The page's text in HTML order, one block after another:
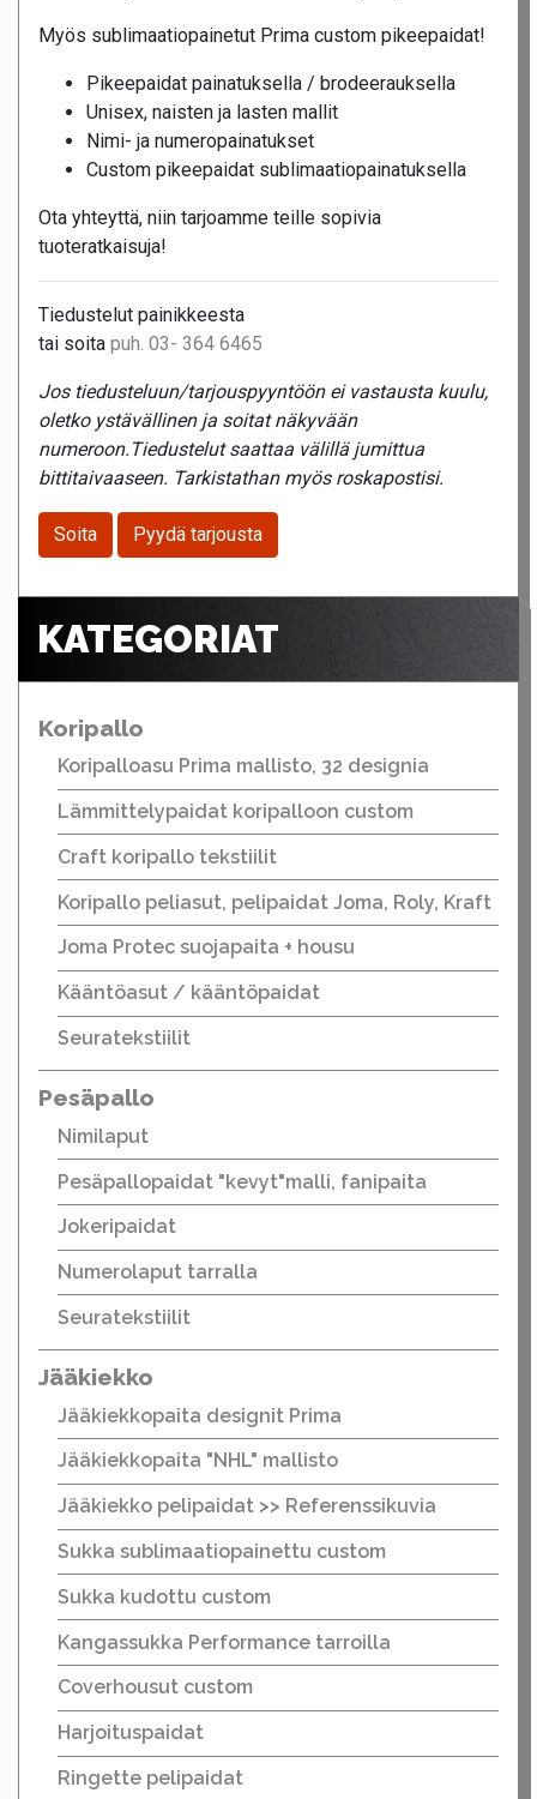
Myös sublimaatiopainetut Prima custom pikeepaidat!
Pikeepaidat painatuksella / brodeerauksella
Unisex, naisten ja lasten mallit
Nimi- ja numeropainatukset
Custom pikeepaidat sublimaatiopainatuksella
Ota yhteyttä, niin tarjoamme teille sopivia
tuoteratkaisuja!
Tiedustelut painikkeesta
tai soita puh. 03- 364 6465
Jos tiedusteluun/tarjouspyyntöön ei vastausta kuulu,
oletko ystävällinen ja soitat näkyvään
numeroon.Tiedustelut saattaa välillä jumittua
bittitaivaaseen. Tarkistathan myös roskapostisi.
Soita Pyydä tarjousta
KATEGORIAT
Koripallo
Koripalloasu Prima mallisto, 32 designia
Lämmittelypaidat koripalloon custom
Craft koripallo tekstiilit
Koripallo peliasut, pelipaidat Joma, Roly, Kraft
Joma Protec suojapaita + housu
Kääntöasut / kääntöpaidat
Seuratekstiilit
Pesäpallo
Nimilaput
Pesäpallopaidat "kevyt"malli, fanipaita
Jokeripaidat
Numerolaput tarralla
Seuratekstiilit
Jääkiekko
Jääkiekkopaita designit Prima
Jääkiekkopaita "NHL" mallisto
Jääkiekko pelipaidat >> Referenssikuvia
Sukka sublimaatiopainettu custom
Sukka kudottu custom
Kangassukka Performance tarroilla
Coverhousut custom
Harjoituspaidat
Ringette pelipaidat